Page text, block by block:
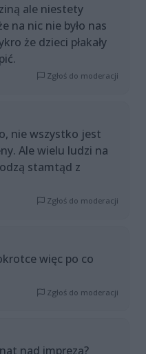
ale niestety
na nic nie było nas
że dzieci płakały
Zgłoś do moderacji
nie wszystko jest
Ale wielu ludzi na
stamtąd z
Zgłoś do moderacji
więc po co
Zgłoś do moderacji
nad imprezą?